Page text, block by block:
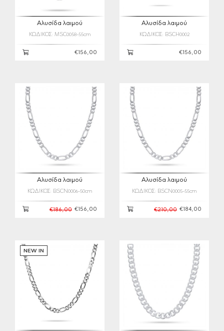
Αλυσίδα λαιμού
ΚΩΔΙΚΟΣ: MSC0058-55cm
€156,00
Αλυσίδα λαιμού
ΚΩΔΙΚΟΣ: BSCH0002
€156,00
Αλυσίδα λαιμού
ΚΩΔΙΚΟΣ: BSCN0006-50cm
€156,00
€186,00
Αλυσίδα λαιμού
ΚΩΔΙΚΟΣ: BSCN0005-55cm
€184,00
€210,00
NEW IN